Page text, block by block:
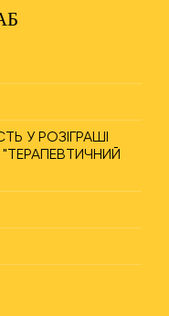
У РОЗІГРАШІ